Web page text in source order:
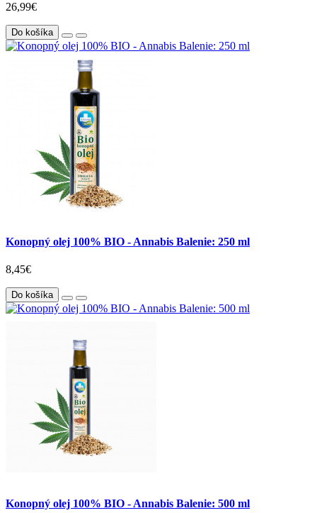
26,99€
Do košíka
Konopný olej 100% BIO - Annabis Balenie: 250 ml
8,45€
Do košíka
Konopný olej 100% BIO - Annabis Balenie: 500 ml